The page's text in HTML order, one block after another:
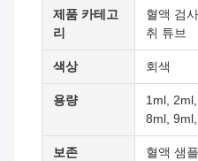
제품 카테고
리
혈액 검
취 튜브
색상 회색
용량
1ml,
8ml,
보존
혈액 샘